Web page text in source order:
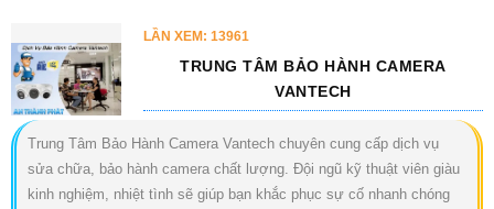
LẦN XEM: 13961
TRUNG TÂM BẢO HÀNH CAMERA
VANTECH
Trung Tâm Bảo Hành Camera Vantech chuyên cung cấp dịch vụ
sửa chữa, bảo hành camera chất lượng. Đội ngũ kỹ thuật viên giàu
kinh nghiệm, nhiệt tình sẽ giúp bạn khắc phục sự cố nhanh chóng